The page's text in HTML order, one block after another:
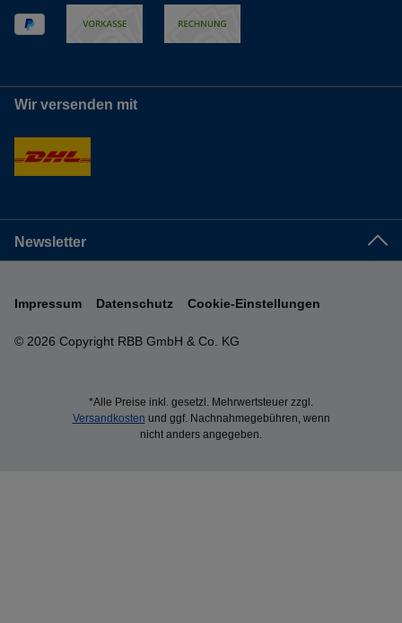
Wir versenden mit
Newsletter
© 2026 Copyright RBB GmbH & Co. KG
Impressum Datenschutz Cookie-Einstellungen
*Alle Preise inkl. gesetzl. Mehrwertsteuer zzgl.
Versandkosten und ggf. Nachnahmegebühren, wenn
nicht anders angegeben.